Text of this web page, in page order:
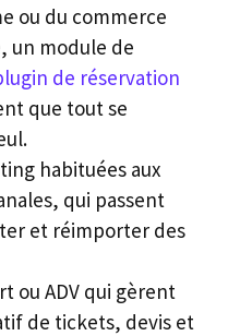
ou du commerce
un module de
de réservation
que tout se
habituées aux
qui passent
et réimporter des
ou ADV qui gèrent
de tickets, devis et